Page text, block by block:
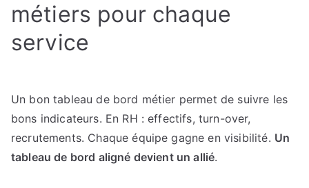
métiers pour chaque
service
Un bon tableau de bord métier permet de suivre les
bons indicateurs. En RH : effectifs, turn-over,
recrutements. Chaque équipe gagne en visibilité. Un
tableau de bord aligné devient un allié.